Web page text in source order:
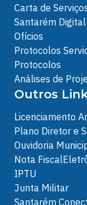
Carta de
Santarém
Ofícios
Protocolos
Protocolos
Análises de
Outros
Licenciamento
Plano Diretor e
Ouvidoria
Nota
IPTU
Junta Militar
Santarém